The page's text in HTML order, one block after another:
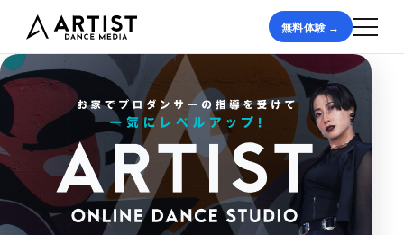
無料体験 →